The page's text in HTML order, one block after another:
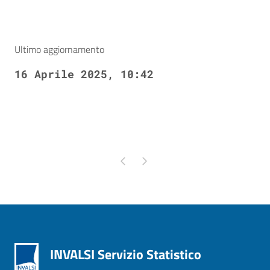
Ultimo aggiornamento
16 Aprile 2025, 10:42
Pagina precedente
Pagina successiva
INVALSI Servizio Statistico